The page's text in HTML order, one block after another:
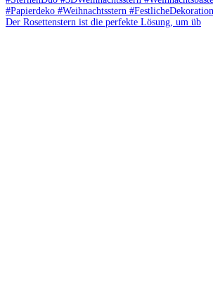
Der Rosettenstern ist die perfekte Lösung, um üb